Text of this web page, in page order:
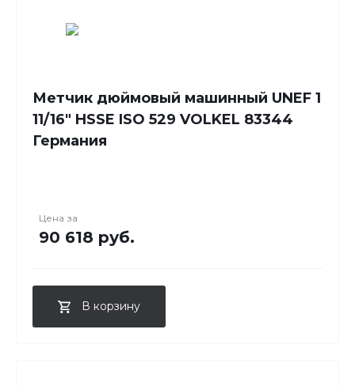
Метчик дюймовый машинный UNEF 1
11/16" HSSE ISO 529 VOLKEL 83344
Германия
Цена за
90 618 руб.
В корзину